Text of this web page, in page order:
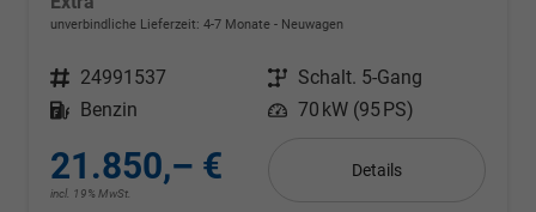
unverbindliche Lieferzeit: 4-7 Monate Neuwagen
Fahrzeugnr. 24991537 Getriebe Schalt. 5-Gang
Kraftstoff
Benzin Leistung 70 kW (95 PS)
21.850,– €
incl. 19% MwSt.
Details